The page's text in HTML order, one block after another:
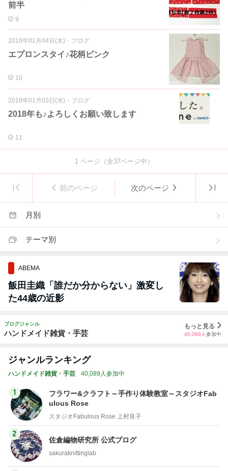
前半
9
2018年01月04日(木) ・ ブログ
エプロンスタイ♪花柄ピンク
10
2018年01月03日(水) ・ ブログ
2018年も♪よろしくお願い致します
11
1ページ（全37ページ中）
前のページ 次のページ
月別
テーマ別
ABEMA
飯田圭織「誰だか分からない」激変し
た44歳の近影
ブログジャンル
ハンドメイド雑貨・手芸
もっと見る
40,089 人参加中
ジャンルランキング
ハンドメイド雑貨・手芸 40,089人参加中
1
フラワー&クラフト～手作り体験教室～スタジオFab
ulous Rose
スタジオFabulous Rose 上村良子
2
佐倉編物研究所 公式ブログ
sakuraknittinglab